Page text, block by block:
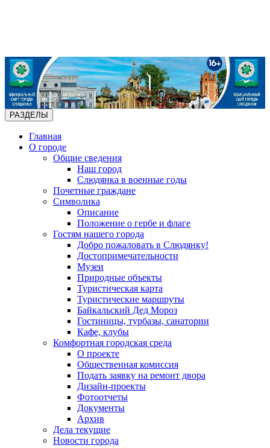
РАЗДЕЛЫ
Главная
О городе
Общие сведения
Наш город
Слюдянка в военные годы
Почетные граждане
Символика
Описание
Положение о гербе и флаге
Гостям нашего города
Добро пожаловать в Слюдянку!
Достопримечательности
Музеи
Природные объекты
Туристическая карта
Туристические маршруты
Байкальский Дед Мороз
Гостиницы, турбазы, санатории
Кафе, клубы
Комфортная городская среда
О проекте
Общественная комиссия
Подать заявку на ремонт двора
Дизайн-проекты
Фотоотчеты
Документы
Архив
Дела текущие
Новости города